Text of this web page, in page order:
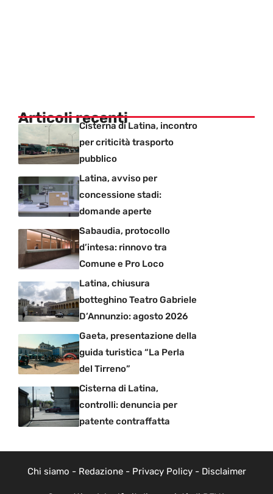
Articoli recentiCisterna di Latina, incontro
per criticità trasporto
pubblico
Latina, avviso per
concessione stadi:
domande aperte
Sabaudia, protocollo
d’intesa: rinnovo tra
Comune e Pro Loco
Latina, chiusura
botteghino Teatro Gabriele
D’Annunzio: agosto 2026
Gaeta, presentazione della
guida turistica “La Perla
del Tirreno”
Cisterna di Latina,
controlli: denuncia per
patente contraffatta
Chi siamo - Redazione- Privacy Policy- Disclaimer